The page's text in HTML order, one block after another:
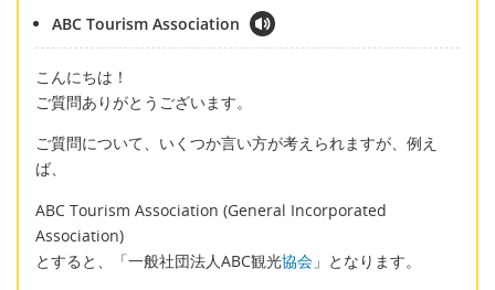
ABC Tourism Association
こんにちは！
ご質問ありがとうございます。
ご質問について、いくつか言い方が考えられますが、例え
ば、
ABC Tourism Association (General Incorporated
Association)
とすると、「一般社団法人ABC観光協会 」となります。